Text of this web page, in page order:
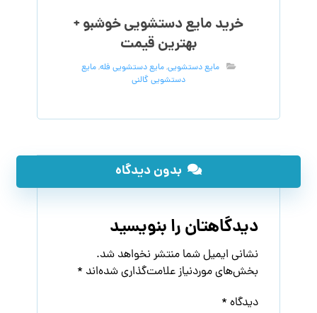
خرید مایع دستشویی خوشبو +
بهترین قیمت
مایع دستشویی,مایع دستشویی فله,مایع
دستشویی گالنی
بدون دیدگاه
دیدگاهتان را بنویسید
نشانی ایمیل شما منتشر نخواهد شد.
بخش‌های موردنیاز علامت‌گذاری شده‌اند *
دیدگاه *